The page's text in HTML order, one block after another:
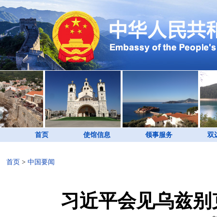
首页 使馆信息 领事服务 双
首页 > 中国要闻
习近平会见乌兹